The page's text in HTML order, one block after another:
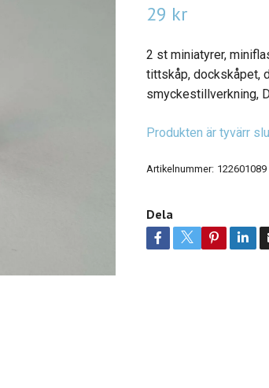
29 kr
2 st miniatyrer,
tittskåp, dockskåpet,
smyckestillverkning,
Produkten är tyvärr
Artikelnummer: 122601089
Dela